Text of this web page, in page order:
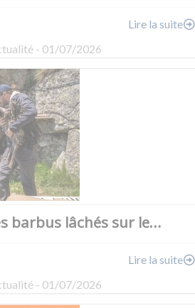
Lire la suite
- 01/07/2026
barbus lâchés sur le…
Lire la suite
- 01/07/2026